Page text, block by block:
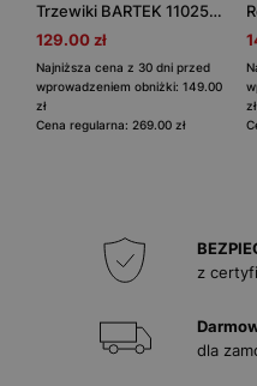
Trzewiki BARTEK 11025115, dla dziewcząt, różowy
129.00 zł
Najniższa cena z 30 dni przed
wprowadzeniem obniżki: 149.00
zł
Cena regularna: 269.00 zł
zł
z
dla